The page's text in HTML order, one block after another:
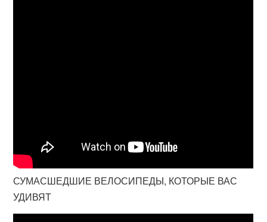
СУМАСШЕДШИЕ ВЕЛОСИПЕДЫ, КОТОРЫЕ ВАС
УДИВЯТ